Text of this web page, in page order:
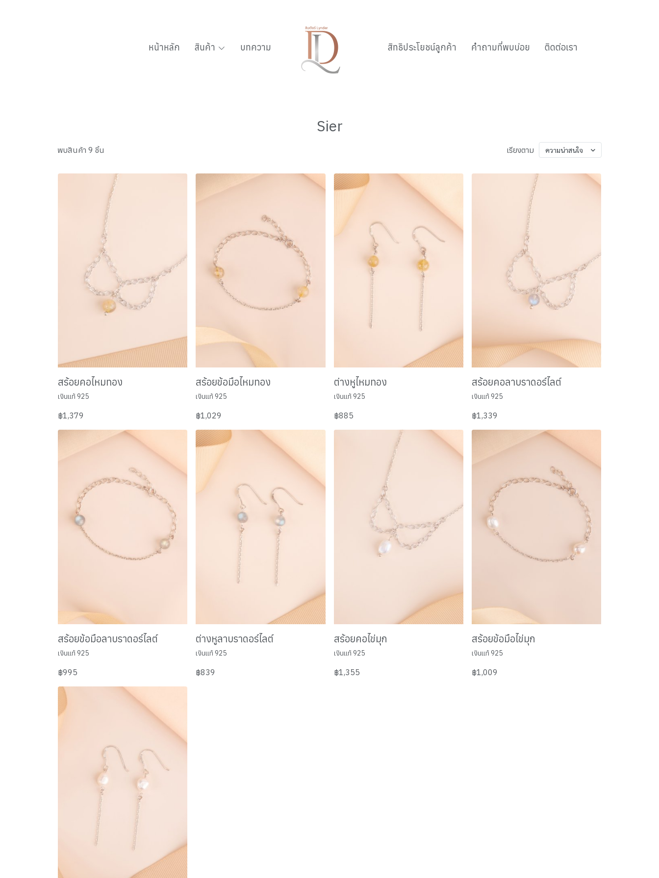
หน้าหลัก สินค้า บทความ สิทธิประโยชน์ลูกค้า คำถามที่พบบ่อย ติดต่อเรา
Sier
พบสินค้า 9 ชิ้น เรียงตาม ความน่าสนใจ
สร้อยคอไหมทอง
เงินแท้ 925
฿1,379
สร้อยข้อมือไหมทอง
เงินแท้ 925
฿1,029
ต่างหูไหมทอง
เงินแท้ 925
฿885
สร้อยคอลาบราดอร์ไลต์
เงินแท้ 925
฿1,339
สร้อยข้อมือลาบราดอร์ไลต์
เงินแท้ 925
฿995
ต่างหูลาบราดอร์ไลต์
เงินแท้ 925
฿839
สร้อยคอไข่มุก
เงินแท้ 925
฿1,355
สร้อยข้อมือไข่มุก
เงินแท้ 925
฿1,009